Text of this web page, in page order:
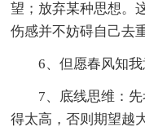
望；放弃某种思想。
伤感并不妨碍自己去
6、但愿春风知
7、底线思维：
得太高，否则期望越